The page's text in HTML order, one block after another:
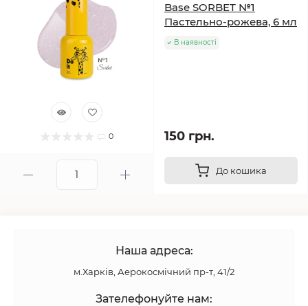
0
Base SORBET №1
Пастельно-рожева, 6 мл
В наявності
150 грн.
До кошика
Наша адреса:
м.Харків, Аерокосмічний пр-т, 41/2
Зателефонуйте нам: